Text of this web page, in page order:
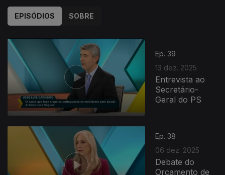
EPISÓDIOS SOBRE
Ep. 39
13 dez. 2025
Entrevista ao
Secretário-
Geral do PS
Ep. 38
06 dez. 2025
Debate do
Orçamento de